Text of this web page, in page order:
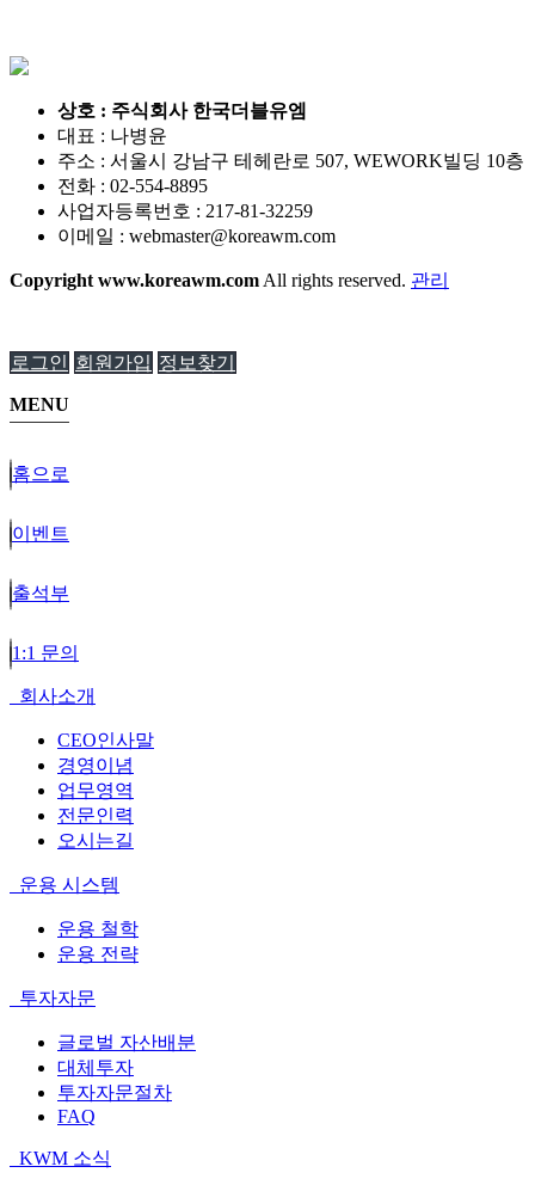
상호 : 주식회사 한국더블유엠
대표 : 나병윤
주소 : 서울시 강남구 테헤란로 507, WEWORK빌딩 10층
전화 : 02-554-8895
사업자등록번호 : 217-81-32259
이메일 : webmaster@koreawm.com
Copyright www.koreawm.com All rights reserved. 관리
로그인 회원가입 정보찾기
MENU
홈으로
이벤트
출석부
1:1 문의
회사소개
CEO인사말
경영이념
업무영역
전문인력
오시는길
운용 시스템
운용 철학
운용 전략
투자자문
글로벌 자산배분
대체투자
투자자문절차
FAQ
KWM 소식